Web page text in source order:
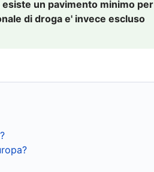
un pavimento minimo
di droga e' invece escluso